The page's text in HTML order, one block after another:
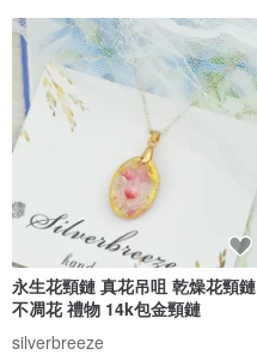
永生花頸鏈 真花吊咀 乾燥花頸鏈
不凋花 禮物 14k包金頸鏈
silverbreeze